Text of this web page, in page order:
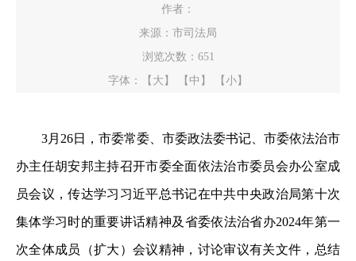
作者：
来源：市司法局
浏览次数： 651
字体：
【大】 【中】 【小】
3月26日，市委常委、市委政法委书记、市委依法治市
办主任胡安邦主持召开市委全面依法治市委员会办公室成
员会议，传达学习习近平总书记在中共中央政治局第十次
集体学习时的重要讲话精神及省委依法治省办2024年第一
次全体成员（扩大）会议精神，讨论审议有关文件，总结